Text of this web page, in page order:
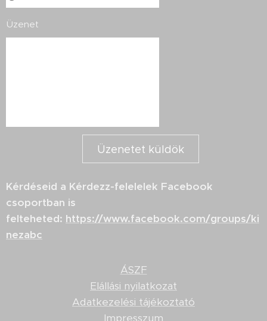
Üzenet
Üzenetet küldök
Kérdéseid a Kérdezz-felelelek Facebook
csoportban is
felteheted: https://www.facebook.com/groups/ki
nezabc
ÁSZF
Elállási nyilatkozat
Adatkezelési tájékoztató
Impresszum